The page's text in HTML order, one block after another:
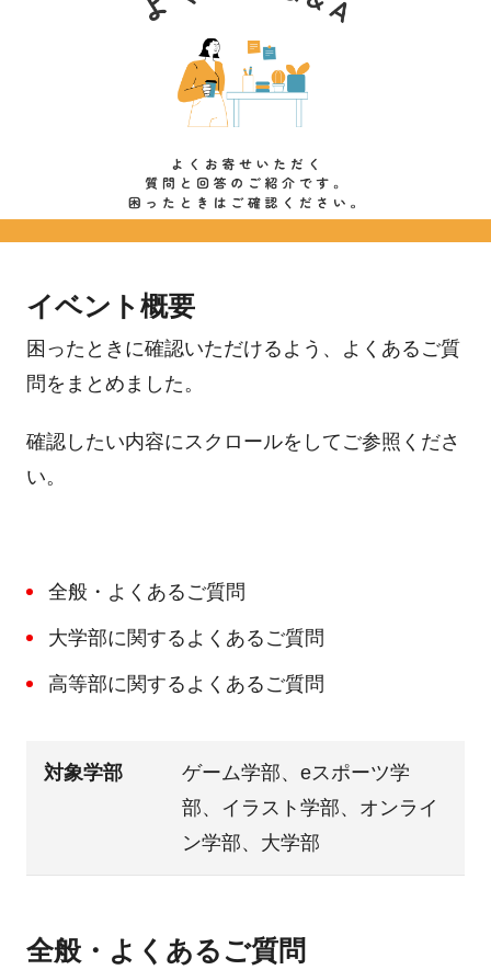
イベント概要
困ったときに確認いただけるよう、よくあるご質
問をまとめました。
確認したい内容にスクロールをしてご参照くださ
い。
全般・よくあるご質問
大学部に関するよくあるご質問
高等部に関するよくあるご質問
対象学部
ゲーム学部、eスポーツ学
部、イラスト学部、オンライ
ン学部、大学部
全般・よくあるご質問